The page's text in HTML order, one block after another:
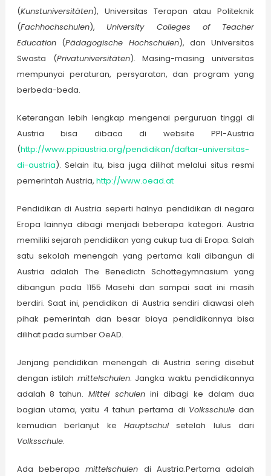
(Kunstuniversitäten), Universitas Terapan atau Politeknik
(Fachhochschulen),University Colleges of Teacher
Education(Pädagogische Hochschulen), dan Universitas
Swasta (Privatuniversitäten). Masing-masing universitas
mempunyai peraturan, persyaratan, dan program yang
berbeda-beda.
Keterangan lebih lengkap mengenai perguruan tinggi di
Austria bisa dibaca di website PPI-Austria
(http://www.ppiaustria.org/pendidikan/daftar-universitas-
di-austria). Selain itu, bisa juga dilihat melalui situs resmi
pemerintah Austria, http://www.oead.at
Pendidikan di Austria seperti halnya pendidikan di negara
Eropa lainnya dibagi menjadi beberapa kategori. Austria
memiliki sejarah pendidikan yang cukup tua di Eropa. Salah
satu sekolah menengah yang pertama kali dibangun di
Austria adalah The Benedictn Schottegymnasium yang
dibangun pada 1155 Masehi dan sampai saat ini masih
berdiri. Saat ini, pendidikan di Austria sendiri diawasi oleh
pihak pemerintah dan besar biaya pendidikannya bisa
dilihat pada sumber OeAD.
Jenjang pendidikan menengah di Austria sering disebut
dengan istilah mittelschulen. Jangka waktu pendidikannya
adalah 8 tahun.Mittel schulen ini dibagi ke dalam dua
bagian utama, yaitu 4 tahun pertama di Volksschule dan
kemudian berlanjut ke Hauptschulsetelah lulus dari
Volksschule.
Ada beberapamittelschulen di Austria.Pertama adalah